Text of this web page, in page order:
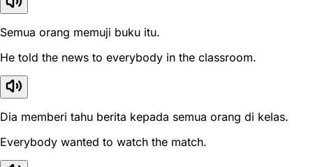
Semua orang memuji buku itu.
He told the news to everybody in the classroom.
Dia memberi tahu berita kepada semua orang di kelas.
Everybody wanted to watch the match.